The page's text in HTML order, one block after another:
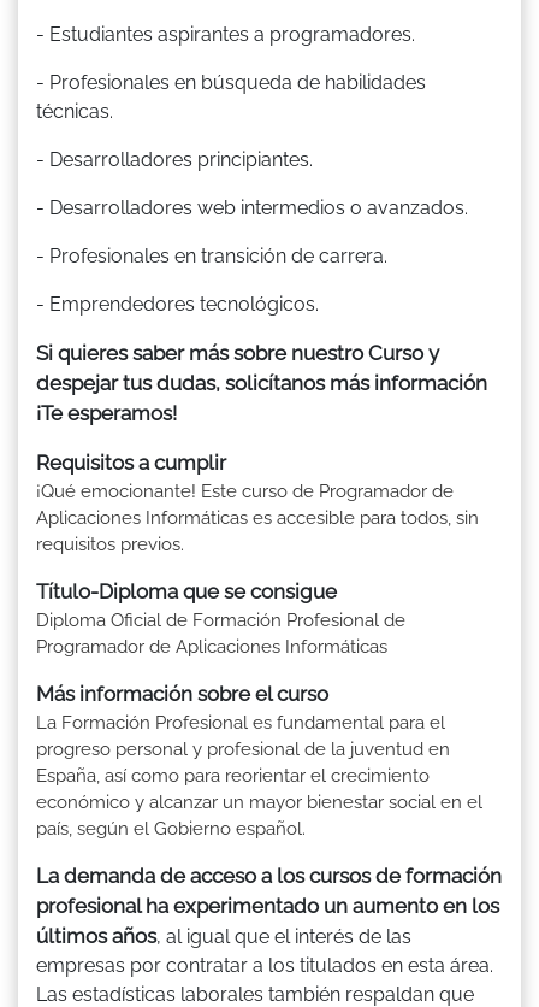
- Estudiantes aspirantes a programadores.
- Profesionales en búsqueda de habilidades
técnicas.
- Desarrolladores principiantes.
- Desarrolladores web intermedios o avanzados.
- Profesionales en transición de carrera.
- Emprendedores tecnológicos.
Si quieres saber más sobre nuestro Curso y
despejar tus dudas, solicítanos más información
¡Te esperamos!
Requisitos a cumplir
¡Qué emocionante! Este curso de Programador de
Aplicaciones Informáticas es accesible para todos, sin
requisitos previos.
Título-Diploma que se consigue
Diploma Oficial de Formación Profesional de
Programador de Aplicaciones Informáticas
Más información sobre el curso
La Formación Profesional es fundamental para el
progreso personal y profesional de la juventud en
España, así como para reorientar el crecimiento
económico y alcanzar un mayor bienestar social en el
país, según el Gobierno español.
La demanda de acceso a los cursos de formación
profesional ha experimentado un aumento en los
últimos años, al igual que el interés de las
empresas por contratar a los titulados en esta área.
Las estadísticas laborales también respaldan que